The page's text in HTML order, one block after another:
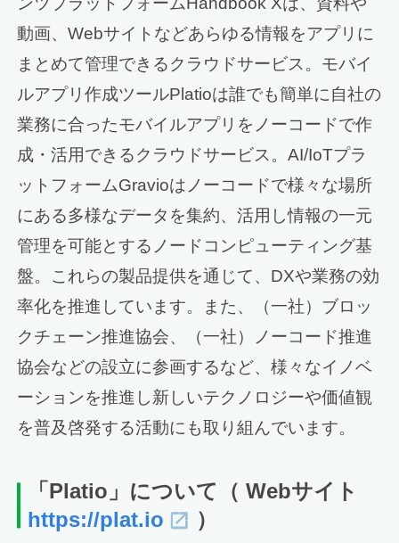
動画、Webサイトなどあらゆる情報をアプリに
まとめて管理できるクラウドサービス。モバイ
ルアプリ作成ツールPlatioは誰でも簡単に自社の
業務に合ったモバイルアプリをノーコードで作
成・活用できるクラウドサービス。AI/IoTプラ
ットフォームGravioはノーコードで様々な場所
にある多様なデータを集約、活用し情報の一元
管理を可能とするノードコンピューティング基
盤。これらの製品提供を通じて、DXや業務の効
率化を推進しています。また、（一社）ブロッ
クチェーン推進協会、（一社）ノーコード推進
協会などの設立に参画するなど、様々なイノベ
ーションを推進し新しいテクノロジーや価値観
を普及啓発する活動にも取り組んでいます。
「Platio」について
（ Webサイト
https://plat.io
）